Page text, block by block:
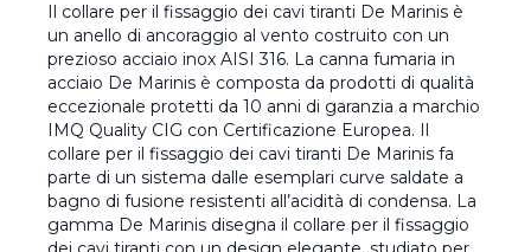
Il collare per il fissaggio dei cavi tiranti De Marinis è
un anello di ancoraggio al vento costruito con un
prezioso acciaio inox AISI 316. La canna fumaria in
acciaio De Marinis è composta da prodotti di qualità
eccezionale protetti da 10 anni di garanzia a marchio
IMQ Quality CIG con Certificazione Europea. Il
collare per il fissaggio dei cavi tiranti De Marinis fa
parte di un sistema dalle esemplari curve saldate a
bagno di fusione resistenti all’acidità di condensa. La
gamma De Marinis disegna il collare per il fissaggio